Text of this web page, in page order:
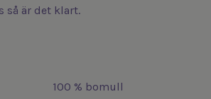
så är det klart.
100 % bomull